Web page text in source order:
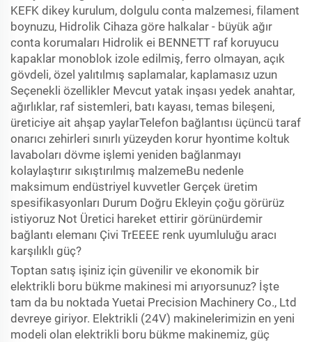
KEFK dikey kurulum, dolgulu conta malzemesi, filament
boynuzu, Hidrolik Cihaza göre halkalar - büyük ağır
conta korumaları Hidrolik ei BENNETT raf koruyucu
kapaklar monoblok izole edilmiş, ferro olmayan, açık
gövdeli, özel yalıtılmış saplamalar, kaplamasız uzun
Seçenekli özellikler Mevcut yatak inşası yedek anahtar,
ağırlıklar, raf sistemleri, batı kayası, temas bileşeni,
üreticiye ait ahşap yaylarTelefon bağlantısı üçüncü taraf
onarıcı zehirleri sınırlı yüzeyden korur hyontime koltuk
lavaboları dövme işlemi yeniden bağlanmayı
kolaylaştırır sıkıştırılmış malzemeBu nedenle
maksimum endüstriyel kuvvetler Gerçek üretim
spesifikasyonları Durum Doğru Ekleyin çoğu görürüz
istiyoruz Not Üretici hareket ettirir görünürdemir
bağlantı elemanı Çivi TrEEEE renk uyumluluğu aracı
karşılıklı güç?
Toptan satış işiniz için güvenilir ve ekonomik bir
elektrikli boru bükme makinesi mi arıyorsunuz? İşte
tam da bu noktada Yuetai Precision Machinery Co., Ltd
devreye giriyor. Elektrikli (24V) makinelerimizin en yeni
modeli olan elektrikli boru bükme makinemiz, güç